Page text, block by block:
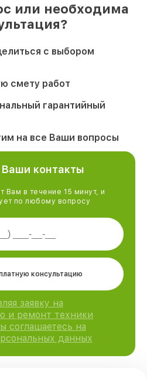
или необходима
с выбором
смету работ
гарантийный
на все Ваши вопросы
контакты
Вам в течение 15 минут, и
по любому вопросу
консультацию
заявку на
и ремонт техники
соглашаетесь на
данных